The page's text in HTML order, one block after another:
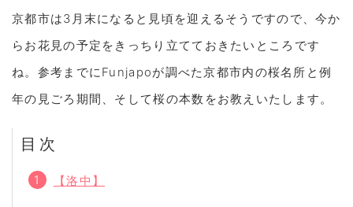
京都市は3月末になると見頃を迎えるそうですので、今か
らお花見の予定をきっちり立てておきたいところです
ね。参考までにFunjapoが調べた京都市内の桜名所と例
年の見ごろ期間、そして桜の本数をお教えいたします。
目次
【洛中】